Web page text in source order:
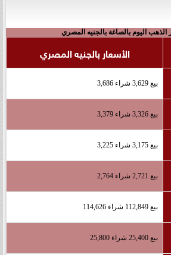
اليوم بالصاغة بالجنيه المصري
الأسعار بالجنيه المصري
بيع 3,629 شراء 3,686
بيع 3,326 شراء 3,379
بيع 3,175 شراء 3,225
بيع 2,721 شراء 2,764
بيع 112,849 شراء 114,626
بيع 25,400 شراء 25,800